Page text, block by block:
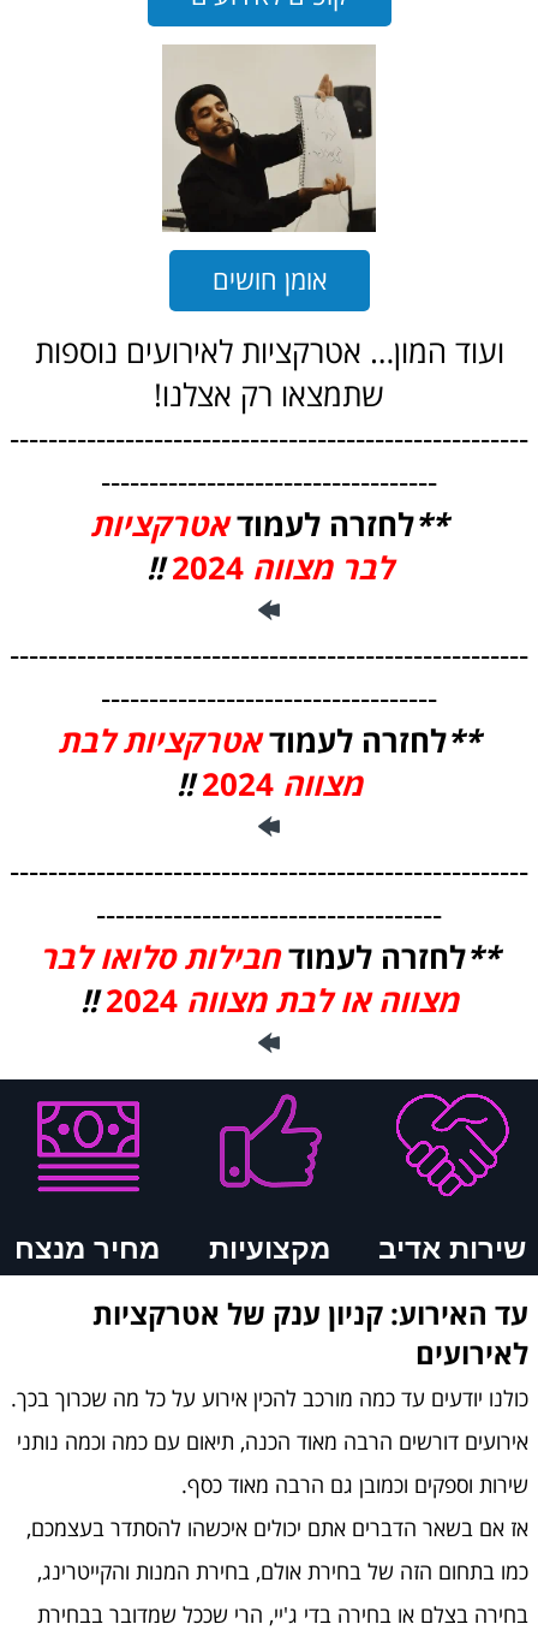
אומן חושים
ועוד המון… אטרקציות לאירועים נוספות
שתמצאו רק אצלנו!
------------------------------------------------------
-----------------------------------
**לחזרה לעמודאטרקציות
לבר מצווה2024
!!
------------------------------------------------------
-----------------------------------
**לחזרה לעמודאטרקציותלבת
מצווה2024
!!
------------------------------------------------------
------------------------------------
**לחזרה לעמוד חבילות סלואו לבר
מצווה או לבת מצווה2024
!!
שירות אדיב מקצועיות מחיר מנצח
עד האירוע: קניון ענק של אטרקציות
לאירועים
כולנו יודעים עד כמה מורכב להכין אירוע על כל מה שכרוך בכך.
אירועים דורשים הרבה מאוד הכנה, תיאום עם כמה וכמה נותני
שירות וספקים וכמובן גם הרבה מאוד כסף.
אז אם בשאר הדברים אתם יכולים איכשהו להסתדר בעצמכם,
כמו בתחום הזה של בחירת אולם, בחירת המנות והקייטרינג,
בחירה בצלם או בחירה בדי ג'יי, הרי שככל שמדובר בבחירת